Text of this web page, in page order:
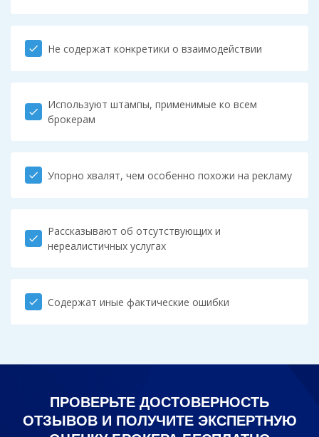
check Не содержат конкретики о взаимодействии
check
Используют штампы, применимые ко всем
брокерам
check Упорно хвалят, чем особенно похожи на рекламу
check
Рассказывают об отсутствующих и
нереалистичных услугах
check Содержат иные фактические ошибки
ПРОВЕРЬТЕ ДОСТОВЕРНОСТЬ
ОТЗЫВОВ И ПОЛУЧИТЕ ЭКСПЕРТНУЮ